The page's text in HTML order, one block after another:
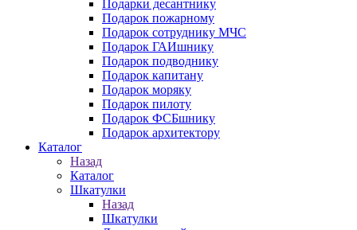
Подарки десантнику
Подарок пожарному
Подарок сотруднику МЧС
Подарок ГАИшнику
Подарок подводнику
Подарок капитану
Подарок моряку
Подарок пилоту
Подарок ФСБшнику
Подарок архитектору
Каталог
Назад
Каталог
Шкатулки
Назад
Шкатулки